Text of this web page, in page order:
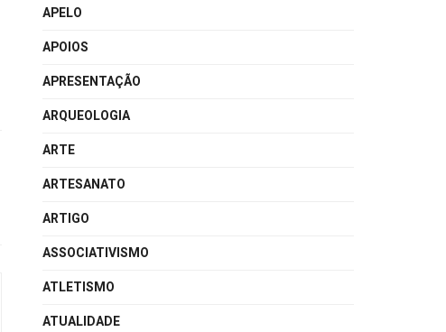
APELO
APOIOS
APRESENTAÇÃO
ARQUEOLOGIA
ARTE
ARTESANATO
ARTIGO
ASSOCIATIVISMO
ATLETISMO
ATUALIDADE